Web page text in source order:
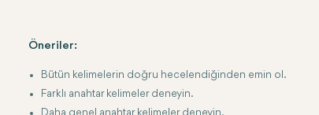
Öneriler:
Bütün kelimelerin doğru hecelendiğinden emin ol.
Farklı anahtar kelimeler deneyin.
Daha genel anahtar kelimeler deneyin.